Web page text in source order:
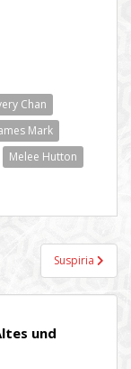
Chan
Mark
Melee Hutton
Suspiria
und